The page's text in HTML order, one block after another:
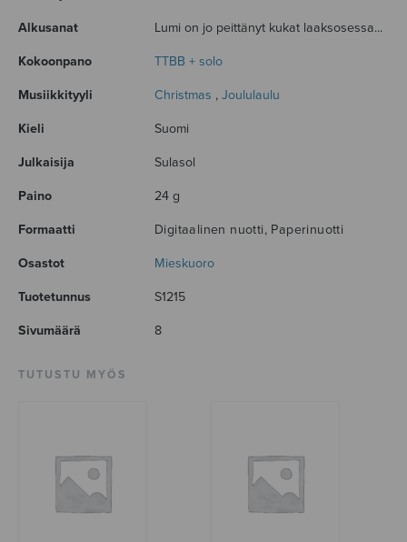
Alkusanat Lumi on jo peittänyt kukat laaksosessa...
Kokoonpano TTBB + solo
Musiikkityyli Christmas , Joululaulu
Kieli Suomi
Julkaisija Sulasol
Paino 24 g
Formaatti Digitaalinen nuotti, Paperinuotti
Osastot Mieskuoro
Tuotetunnus S1215
Sivumäärä 8
TUTUSTU MYÖS